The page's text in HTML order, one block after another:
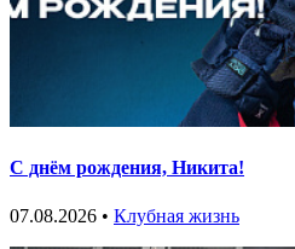
С днём рождения, Никита!
07.08.2026 • Клубная жизнь